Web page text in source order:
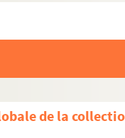
de la
manuscrite de